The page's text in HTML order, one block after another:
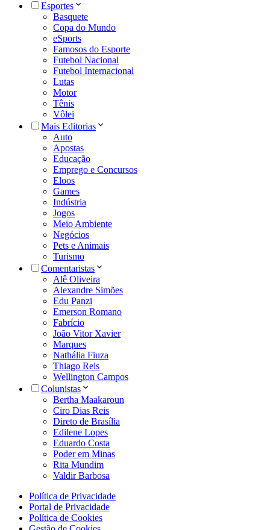
Esportes
Basquete
Copa do Mundo
eSports
Famosos do Esporte
Futebol Nacional
Futebol Internacional
Lutas
Motor
Tênis
Vôlei
Mais Editorias
Auto
Apostas
Educação
Emprego e Concursos
Eloos
Games
Indústria
Jogos
Meio Ambiente
Negócios
Pets e Animais
Turismo
Comentaristas
Alê Oliveira
Alexandre Simões
Edu Panzi
Emerson Romano
Fabrício
João Vitor Xavier
Marques
Nathália Fiuza
Thiago Reis
Wellington Campos
Colunistas
Bertha Maakaroun
Ciro Dias Reis
Direto de Brasília
Edilene Lopes
Eduardo Costa
Poder em Minas
Rita Mundim
Valdir Barbosa
Política de Privacidade
Portal de Privacidade
Política de Cookies